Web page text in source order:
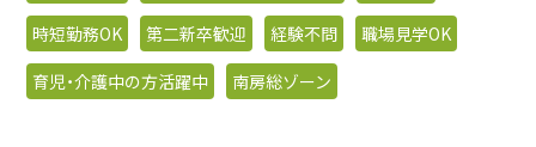
時短勤務OK
第二新卒歓迎 経験不問
職場見学OK
育児・介護中の方活躍中
南房総ゾーン